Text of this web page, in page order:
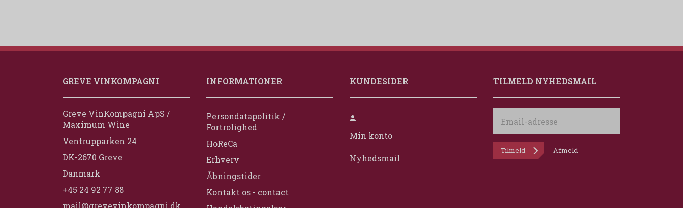
GREVE VINKOMPAGNI
Greve VinKompagni ApS /
Maximum Wine
Ventrupparken 24
DK-2670 Greve
Danmark
+45 24 92 77 88
mail@grevevinkompagni.dk
INFORMATIONER
Persondatapolitik /
Fortrolighed
HoReCa
Erhverv
Åbningstider
Kontakt os - contact
KUNDESIDER
Min konto
Nyhedsmail
TILMELD NYHEDSMAIL
adresse
Tilmeld Afmeld